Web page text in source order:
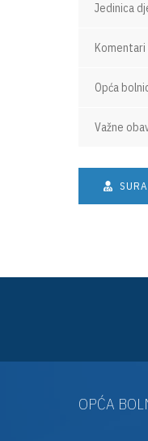
Jedinica
Opća
Važne
OPĆA